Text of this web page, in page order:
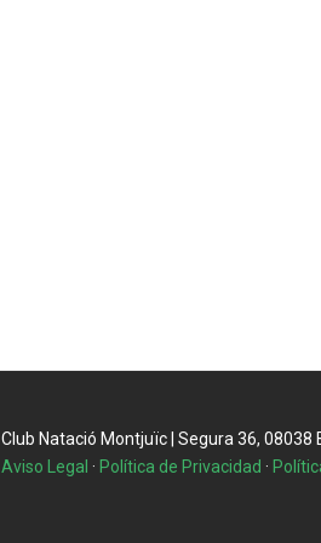
Club Natació Montjuïc | Segura 36, 08038
Aviso Legal ·Política de Privacidad ·